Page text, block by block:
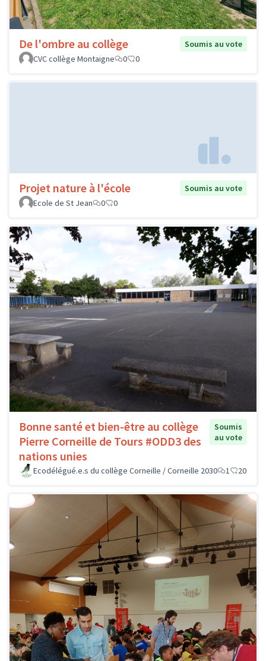
De l'ombre au collège
Soumis au vote
CVC collège Montaigne
0 0
Projet nature à l'école
Soumis au vote
Ecole de St Jean
0 0
Bonne santé et bien-être au collège
Pierre Corneille de Tours #ODD3 des
nations unies
Soumis
au vote
Ecodélégué.e.s du collège Corneille / Corneille 2030 1 20